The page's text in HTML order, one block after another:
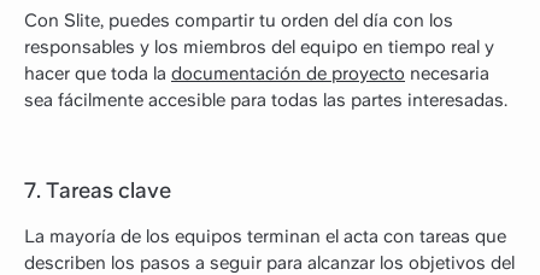
Con Slite, puedes compartir tu orden del día con los
responsables y los miembros del equipo en tiempo real y
hacer que toda la documentación de proyecto necesaria
sea fácilmente accesible para todas las partes interesadas.
7. Tareas clave
La mayoría de los equipos terminan el acta con tareas que
describen los pasos a seguir para alcanzar los objetivos del